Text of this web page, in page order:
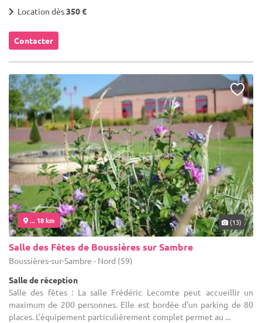
Location dès350 €
Contacter
... 18 km (13)
Salle des Fêtes de Boussières sur Sambre
Boussières-sur-Sambre - Nord (59)
Salle de réception
Salle des fêtes : La salle Frédéric Lecomte peut accueillir un
maximum de 200 personnes. Elle est bordée d'un parking de 80
places. L'équipement particulièrement complet permet au ...